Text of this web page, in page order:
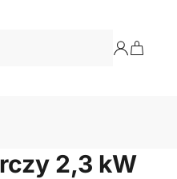
2,3 kW